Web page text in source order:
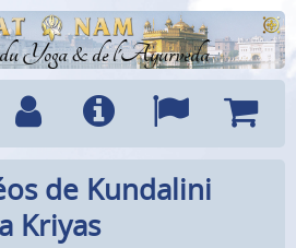
Yoga & de l'Ayurveda
Info LanguesPanier
de Kundalini
Kriyas